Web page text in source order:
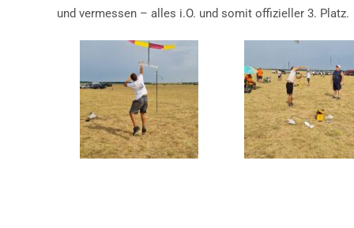
und vermessen – alles i.O. und somit offizieller 3. Platz.